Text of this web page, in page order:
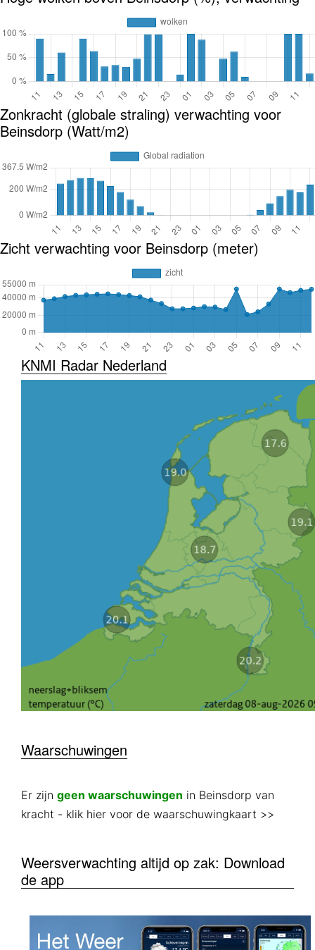
Zonkracht (globale straling) verwachting voor
Beinsdorp (Watt/m2)
Zicht verwachting voor Beinsdorp (meter)
KNMI Radar Nederland
Waarschuwingen
Er zijn geen waarschuwingen in Beinsdorp van
kracht - klik hier voor de waarschuwingkaart >>
Weersverwachting altijd op zak: Download
de app